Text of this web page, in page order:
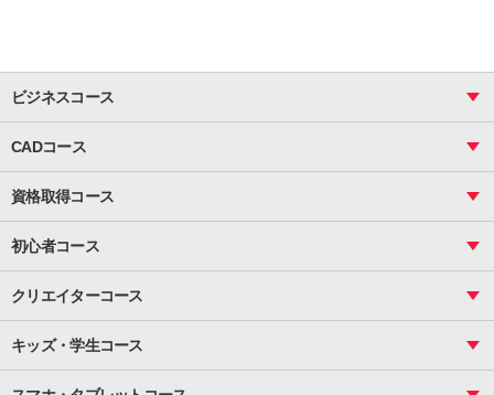
ビジネスコース
関数
ピボットテーブル
マクロ
資料作成（基礎）
資料作成（応用）
CADコース
図面作成（基礎）
図面作成（応用）
資格取得コース
ビジネス統計
CS
サーティファイ
初心者コース
インターネット活用
メール活用
クリエイターコース
基礎
応用
キッズ・学生コース